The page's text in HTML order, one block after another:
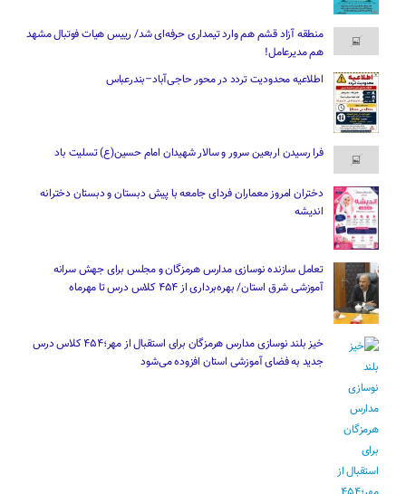
منطقه آزاد قشم هم وارد تیمداری حرفه‌ای شد/ رییس هیات فوتبال مشهد
هم مدیرعامل!
اطلاعیه محدودیت تردد در محور حاجی‌آباد–بندرعباس
فرا رسیدن اربعین سرور و سالار شهیدان امام حسین(ع) تسلیت باد
دختران امروز معماران فردای جامعه با پیش دبستان و دبستان دخترانه
اندیشه
تعامل سازنده نوسازی مدارس هرمزگان و مجلس برای جهش سرانه
آموزشی شرق استان/ بهره‌برداری از ۴۵۴ کلاس درس تا مهرماه
خیز بلند نوسازی مدارس هرمزگان برای استقبال از مهر؛۴۵۴ کلاس درس
جدید به فضای آموزشی استان افزوده می‌شود